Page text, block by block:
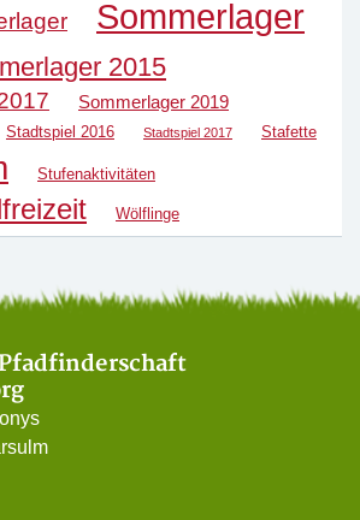
Sommerlager
2015
Sommerlager 2019
Stadtspiel 2016 Stadtspiel 2017 Stafette
Stufenaktivitäten
Wölflinge